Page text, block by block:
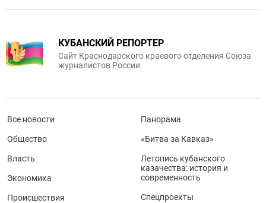
КУБАНСКИЙ РЕПОРТЕР
Сайт Краснодарского краевого отделения Союза
журналистов России
Все новости
Общество
Власть
Экономика
Происшествия
Панорама
«Битва за Кавказ»
Летопись кубанского
казачества: история и
современность
Спецпроекты